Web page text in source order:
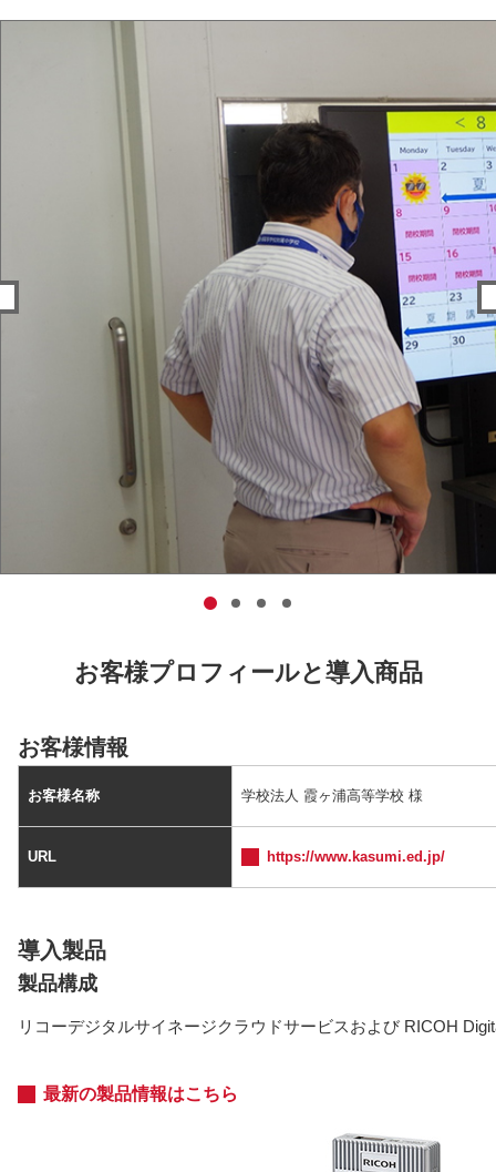
お客様プロフィールと導入商品
お客様情報
お客様名称 学校法人 霞ヶ浦高等学校 様
URL https://www.kasumi.ed.jp/
導入製品
製品構成
リコーデジタルサイネージクラウドサービスおよび RICOH
最新の製品情報はこちら